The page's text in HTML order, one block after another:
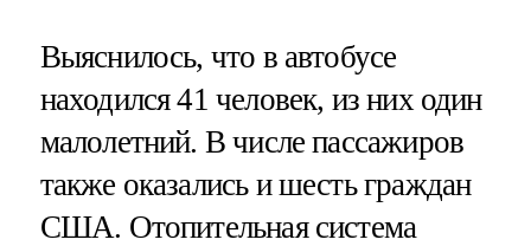
Выяснилось, что в автобусе
находился 41 человек, из них один
малолетний. В числе пассажиров
также оказались и шесть граждан
США. Отопительная система